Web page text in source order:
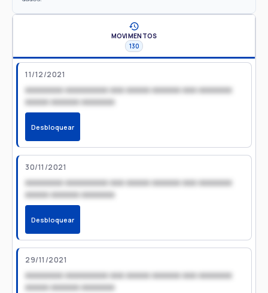
MOVIMENTOS
130
11/12/2021
xxxxxxxx xxxxxxxxx xxx xxxxx xxxxxx xxx xxxxxxx
xxxxx xxxxxx xxxxxxx
Desbloquear
30/11/2021
xxxxxxxx xxxxxxxxx xxx xxxxx xxxxxx xxx xxxxxxx
xxxxx xxxxxx xxxxxxx
Desbloquear
29/11/2021
xxxxxxxx xxxxxxxxx xxx xxxxx xxxxxx xxx xxxxxxx
xxxxx xxxxxx xxxxxxx